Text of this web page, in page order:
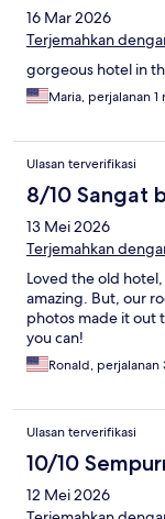
16 Mar 2026
Terjemahkan
gorgeous hotel in
Maria, perjalanan 1
Ulasan terverifikasi
8/10 Sangat
13 Mei 2026
Terjemahkan
Loved the old
amazing. But, our
photos made it out
you can!
Ronald, perjalanan
Ulasan terverifikasi
10/10
12 Mei 2026